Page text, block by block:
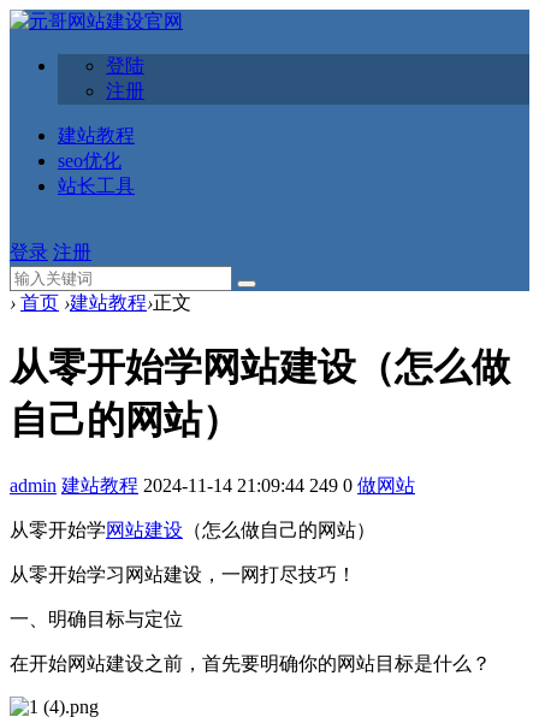
登陆
注册
建站教程
seo优化
站长工具
登录 注册
› 首页 ›建站教程›正文
从零开始学网站建设（怎么做
自己的网站）
admin 建站教程 2024-11-14 21:09:44 249 0 做网站
从零开始学网站建设 （怎么做自己的网站）
从零开始学习网站建设，一网打尽技巧！
一、明确目标与定位
在开始网站建设之前，首先要明确你的网站目标是什么？